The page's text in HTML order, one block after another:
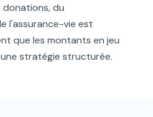
donations, du
l'assurance-vie est
que les montants en jeu
stratégie structurée.